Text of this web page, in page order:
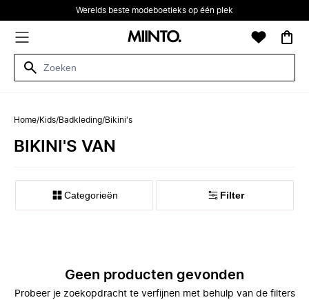
Werelds beste modeboetieks op één plek
Home/Kids/Badkleding/Bikini's
BIKINI'S VAN
Categorieën Filter
Geen producten gevonden
Probeer je zoekopdracht te verfijnen met behulp van de filters